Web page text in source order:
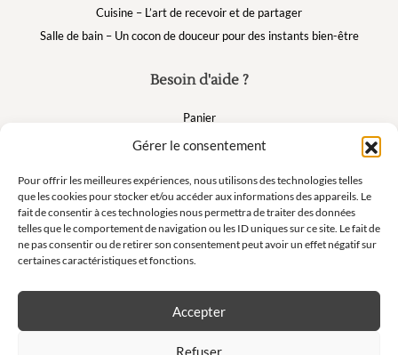
Gérer le consentement
Pour offrir les meilleures expériences, nous utilisons des technologies telles
que les cookies pour stocker et/ou accéder aux informations des appareils. Le
fait de consentir à ces technologies nous permettra de traiter des données
telles que le comportement de navigation ou les ID uniques sur ce site. Le fait de
ne pas consentir ou de retirer son consentement peut avoir un effet négatif sur
certaines caractéristiques et fonctions.
Accepter
Refuser
Besoin d'aide ?
Panier
FAQ
Suivez nous
Cuisine – L’art de recevoir et de partager
Salle de bain – Un cocon de douceur pour des instants bien-être
Newsletter